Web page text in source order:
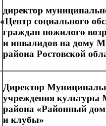
директор
«Центр социального
граждан пожилого
и инвалидов на дому
района Ростовской
Директор
учреждения культуры
района «Районный
и клубы»